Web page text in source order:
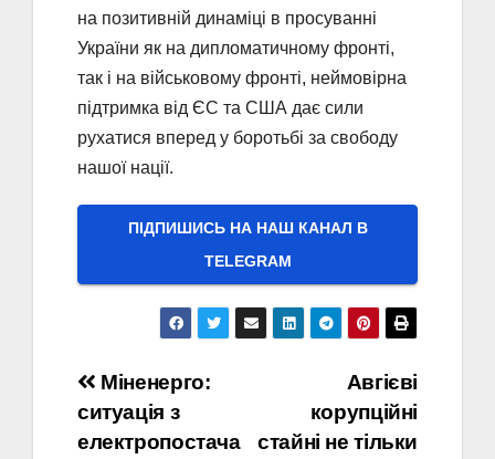
на позитивній динаміці в просуванні
України як на дипломатичному фронті,
так і на військовому фронті, неймовірна
підтримка від ЄС та США дає сили
рухатися вперед у боротьбі за свободу
нашої нації.
ПІДПИШИСЬ НА НАШ КАНАЛ В
ТELEGRAM
Навігація
записів
Авгієві
корупційні
стайні не тільки
Міненерго:
ситуація з
електропостача